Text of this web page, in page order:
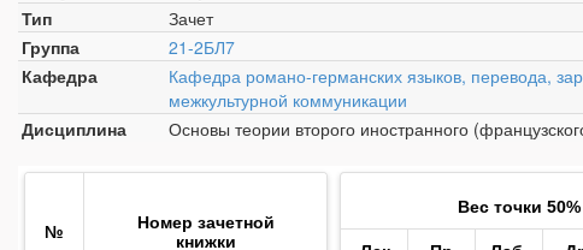
Тип
Зачет
Группа
21-2БЛ7
Кафедра
Кафедра романо-германских языков, перевода,
межкультурной коммуникации
Дисциплина
Основы теории второго иностранного
№
Номер зачетной
книжки
Вес точки 50%